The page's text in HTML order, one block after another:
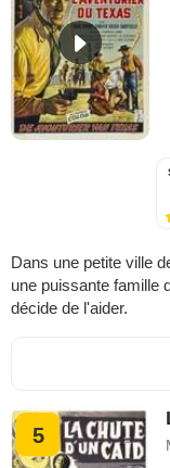
Dans une petite ville
une puissante famille
décide de l'aider.
5